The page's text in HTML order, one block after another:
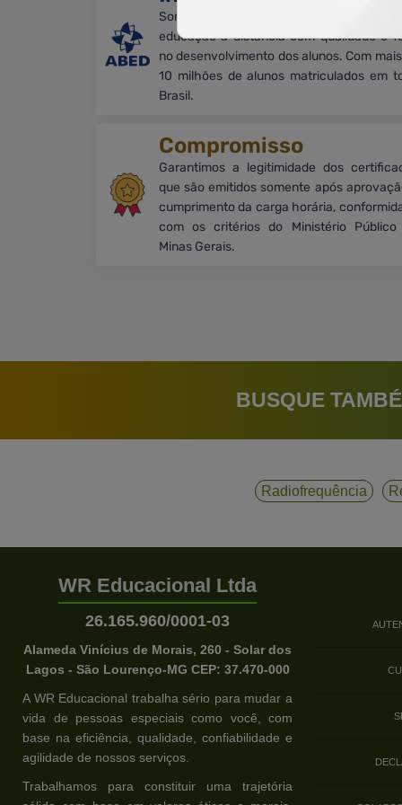
Somos associados à ABED e
educação a distância com qualidade e
no desenvolvimento dos alunos. Com
10 milhões de alunos matriculados em
Brasil.
Compromisso
Garantimos a legitimidade dos
que são emitidos somente após
cumprimento da carga horária,
com os critérios do Ministério Público
Minas Gerais.
BUSQUE
Radiofrequência
WR Educacional Ltda
26.165.960/0001-03
Alameda Vinícius de Morais, 260 - Solar dos
Lagos - São Lourenço-MG CEP: 37.470-000
A WR Educacional trabalha sério para mudar a
vida de pessoas especiais como você, com
base na eficiência, qualidade, confiabilidade e
agilidade de nossos serviços.
Trabalhamos para constituir uma trajetória